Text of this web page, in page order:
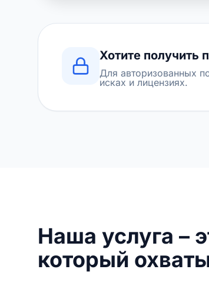
Хотите получить
Для авторизованных
исках и лицензиях.
Наша услуга –
который